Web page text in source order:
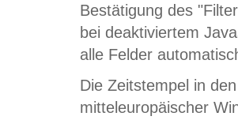
Bestätigung des
bei deaktiviertem
alle Felder
Die Zeitstempel in
mitteleuropäischer